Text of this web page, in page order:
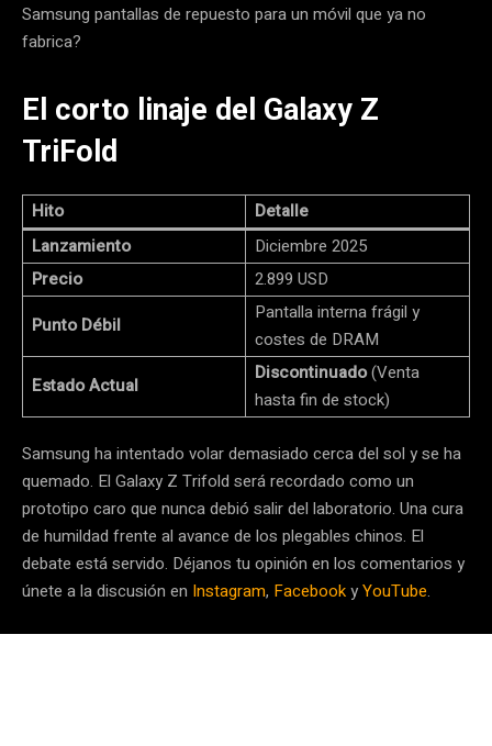
Samsung pantallas de repuesto para un móvil que ya no
fabrica?
El corto linaje del Galaxy Z
TriFold
Hito
Detalle
Lanzamiento
Diciembre 2025
Precio
2.899 USD
Punto Débil
Pantalla interna frágil y
costes de DRAM
Estado Actual
Discontinuado(Venta
hasta fin de stock)
Samsung ha intentado volar demasiado cerca del sol y se ha
quemado. El Galaxy Z Trifold será recordado como un
prototipo caro que nunca debió salir del laboratorio. Una cura
de humildad frente al avance de los plegables chinos. El
debate está servido. Déjanos tu opinión en los comentarios y
únete a la discusión en Instagram, FacebookyYouTube.